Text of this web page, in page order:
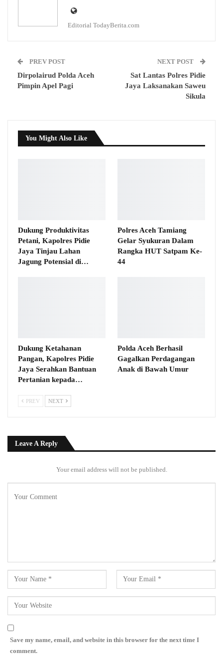
Editorial TodayBerita.com
PREV POST
Dirpolairud Polda Aceh
Pimpin Apel Pagi
NEXT POST
Sat Lantas Polres Pidie
Jaya Laksanakan Saweu
Sikula
You Might Also Like
Dukung Produktivitas
Petani, Kapolres Pidie
Jaya Tinjau Lahan
Jagung Potensial di…
Polres Aceh Tamiang
Gelar Syukuran Dalam
Rangka HUT Satpam Ke-
44
Dukung Ketahanan
Pangan, Kapolres Pidie
Jaya Serahkan Bantuan
Pertanian kepada…
Polda Aceh Berhasil
Gagalkan Perdagangan
Anak di Bawah Umur
PREV NEXT
Leave A Reply
Your email address will not be published.
Save my name, email, and website in this browser for the next time I
comment.